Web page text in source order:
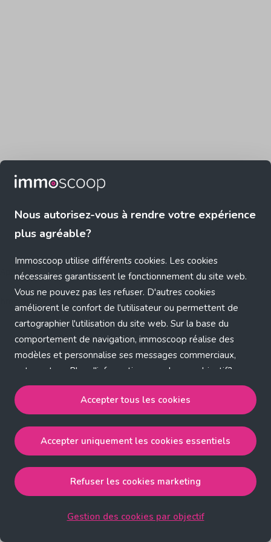
Nous autorisez-vous à rendre votre expérience
plus agréable?
Immoscoop utilise différents cookies. Les cookies
nécessaires garantissent le fonctionnement du site web.
Vous ne pouvez pas les refuser. D'autres cookies
améliorent le confort de l'utilisateur ou permettent de
cartographier l'utilisation du site web. Sur la base du
comportement de navigation, immoscoop réalise des
modèles et personnalise ses messages commerciaux,
entre autres. Plus d'informations sur chaque objectif?
Cliquez sur 'Gestion des cookies par objectif'.
Notre politique de cookies
Accepter tous les cookies
strictement nécessaires, performance, fonctionnalité et
publicité ciblée.
Accepter uniquement les cookies essentielsaccepte
les cookies strictement nécessaires.
Accepter tous les cookies
Accepter uniquement les cookies essentiels
Refuser les cookies marketing
Gestion des cookies par objectif
Application error: a client-side exception has occurred (see the
browser console for more information)